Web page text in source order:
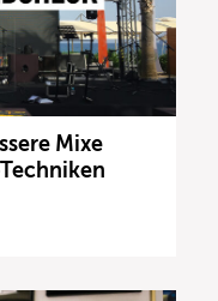
Mixe